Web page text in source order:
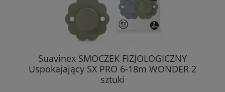
Suavinex SMOCZEK FIZJOLOGICZNY
Uspokajający SX PRO 6-18m WONDER 2
sztuki